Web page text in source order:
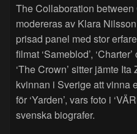
The Collaboration
modereras av Klara
prisad panel med stor
filmat ‘Sameblod’,
‘The Crown’ sitter jämte
kvinnan i Sverige att vinna
för ‘Yarden’, vars foto i
svenska biografer.